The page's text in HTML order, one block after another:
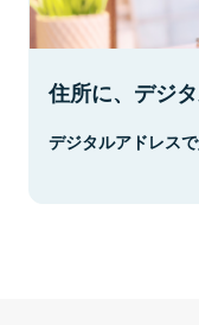
住所に、デジ
デジタルアドレス